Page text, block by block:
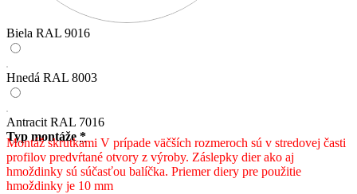
Biela RAL 9016
Hnedá RAL 8003
Antracit RAL 7016
Typ montáže *
Montáž skrutkami V prípade väčších rozmeroch sú v stredovej časti
profilov predvŕtané otvory z výroby. Záslepky dier ako aj
hmoždinky sú súčasťou balíčka. Priemer diery pre použitie
hmoždinky je 10 mm